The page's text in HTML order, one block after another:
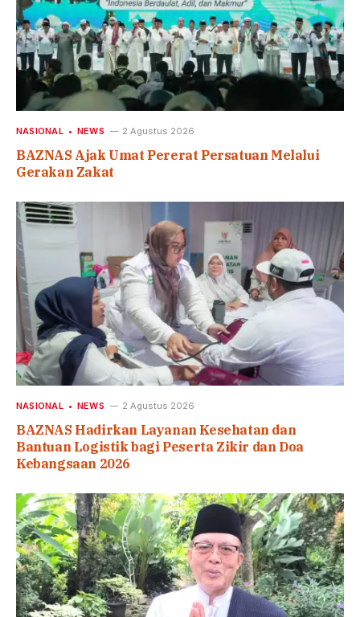
NASIONAL NEWS 2 Agustus 2026
BAZNAS Ajak Umat Pererat Persatuan Melalui
Gerakan Zakat
NASIONAL NEWS 2 Agustus 2026
BAZNAS Hadirkan Layanan Kesehatan dan
Bantuan Logistik bagi Peserta Zikir dan Doa
Kebangsaan 2026